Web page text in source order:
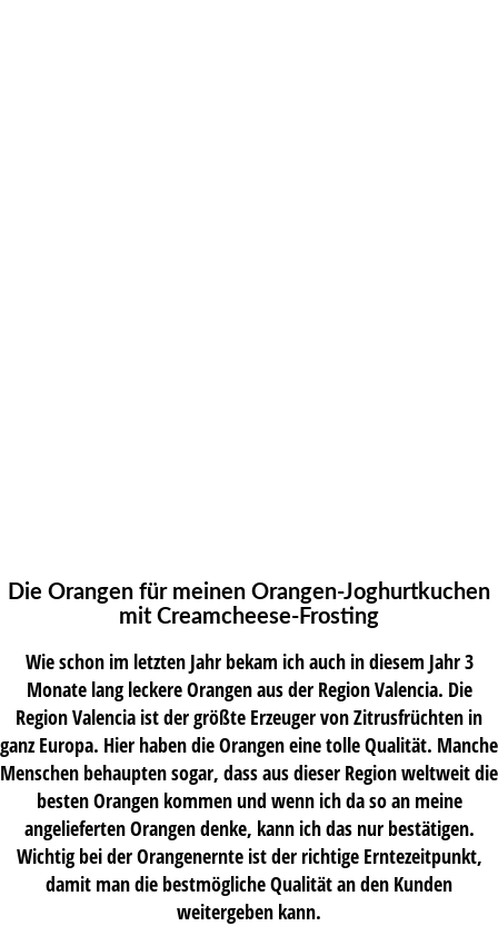
Die Orangen für meinen Orangen-Joghurtkuchen
mit Creamcheese-Frosting
Wie schon im letzten Jahr bekam ich auch in diesem Jahr 3
Monate lang leckere Orangen aus der Region Valencia. Die
Region Valencia ist der größte Erzeuger von Zitrusfrüchten in
ganz Europa. Hier haben die Orangen eine tolle Qualität. Manche
Menschen behaupten sogar, dass aus dieser Region weltweit die
besten Orangen kommen und wenn ich da so an meine
angelieferten Orangen denke, kann ich das nur bestätigen.
Wichtig bei der Orangenernte ist der richtige Erntezeitpunkt,
damit man die bestmögliche Qualität an den Kunden
weitergeben kann.